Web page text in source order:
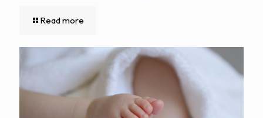
Read more